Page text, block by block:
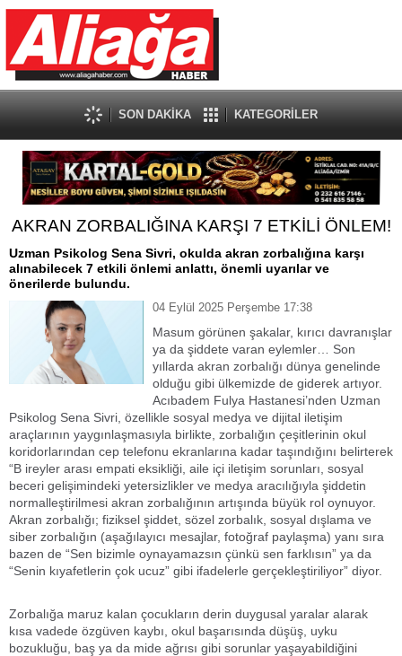
SON DAKİKA KATEGORİLER
AKRAN ZORBALIĞINA KARŞI 7 ETKİLİ ÖNLEM!
Uzman Psikolog Sena Sivri, okulda akran zorbalığına karşı
alınabilecek 7 etkili önlemi anlattı, önemli uyarılar ve
önerilerde bulundu.
04 Eylül 2025 Perşembe 17:38
Masum görünen şakalar, kırıcı davranışlar
ya da şiddete varan eylemler… Son
yıllarda akran zorbalığı dünya genelinde
olduğu gibi ülkemizde de giderek artıyor.
Acıbadem Fulya Hastanesi’nden Uzman
Psikolog Sena Sivri, özellikle sosyal medya ve dijital iletişim
araçlarının yaygınlaşmasıyla birlikte, zorbalığın çeşitlerinin okul
koridorlarından cep telefonu ekranlarına kadar taşındığını belirterek
“B ireyler arası empati eksikliği, aile içi iletişim sorunları, sosyal
beceri gelişimindeki yetersizlikler ve medya aracılığıyla şiddetin
normalleştirilmesi akran zorbalığının artışında büyük rol oynuyor.
Akran zorbalığı; fiziksel şiddet, sözel zorbalık, sosyal dışlama ve
siber zorbalığın (aşağılayıcı mesajlar, fotoğraf paylaşma) yanı sıra
bazen de “Sen bizimle oynayamazsın çünkü sen farklısın” ya da
“Senin kıyafetlerin çok ucuz” gibi ifadelerle gerçekleştiriliyor” diyor.
Zorbalığa maruz kalan çocukların derin duygusal yaralar alarak
kısa vadede özgüven kaybı, okul başarısında düşüş, uyku
bozukluğu, baş ya da mide ağrısı gibi sorunlar yaşayabildiğini